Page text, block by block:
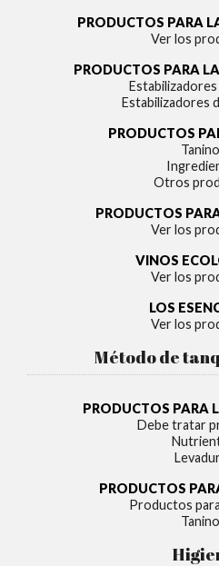
PRODUCTOS PARA
Ver los
PRODUCTOS PARA
Estabilizadores
PRODUCTOS
Otros
PRODUCTOS
Ver los
VINOS
Ver los
LOS
Ver los
Método de
PRODUCTOS PARA
Debe tratar
PRODUCTOS
Productos